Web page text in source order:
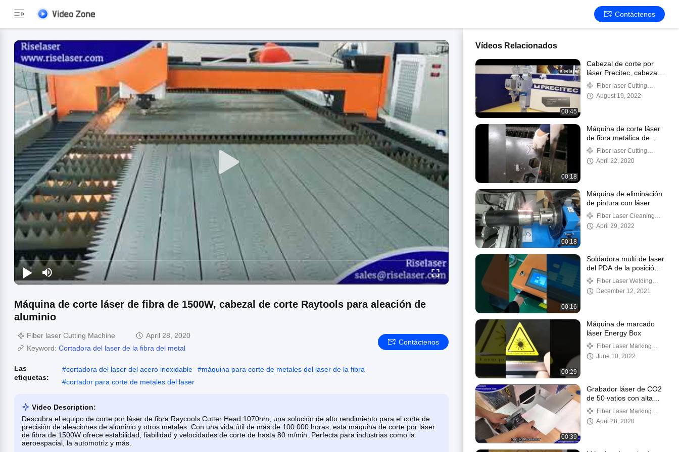
Contáctenos
Máquina de corte láser de fibra de 1500W, cabezal de corte Raytools para aleación de
aluminio
Fiber laser Cutting Machine
April 28, 2020
Keyword: Cortadora del laser de la fibra del metal
Contáctenos
Las
etiquetas:
#cortadora del laser del acero inoxidable #máquina para corte de metales del laser de la fibra
#cortador para corte de metales del laser
Video Description:
Descubra el equipo de corte por láser de fibra Raycools Cutter Head 1070nm, una solución de alto rendimiento para el corte de
precisión de aleaciones de aluminio y otros metales. Con una vida útil de más de 100.000 horas, esta máquina de corte por láser
de fibra de 1500W ofrece estabilidad, fiabilidad y velocidades de corte de hasta 80 m/min. Perfecta para industrias como la
aeroespacial, la automotriz y más.
Vídeos Relacionados
00:45
Cabezal de corte por
láser Precitec, cabezal
de corte por láser de
fibra para corte de
metales
Fiber laser Cutting
Machine
August 19, 2022
00:18
Máquina de corte láser
de fibra metálica de
estructura compacta
1070-1090nm 500w
Fiber laser Cutting
Machine
April 22, 2020
00:18
Máquina de eliminación
de pintura con láser
Fiber Laser Cleaning
Machine
April 29, 2022
00:16
Soldadora multi de laser
del PDA de la posición
1500w construida en
refrigerador de agua
Fiber Laser Welding
Machine
December 12, 2021
00:29
Máquina de marcado
láser Energy Box
Fiber Laser Marking
Machine
June 10, 2022
00:39
Grabador láser de CO2
de 50 vatios con alta
eficiencia de
procesamiento a 20 kHz
con software EZCAD
Fiber Laser Marking
Machine
April 28, 2020